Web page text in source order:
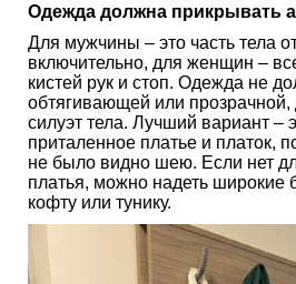
Одежда должна прикрывать
Для мужчины – это часть тела
включительно, для женщин –
кистей рук и стоп. Одежда не
обтягивающей или прозрачной,
силуэт тела. Лучший вариант –
приталенное платье и платок,
не было видно шею. Если нет
платья, можно надеть широкие
кофту или тунику.